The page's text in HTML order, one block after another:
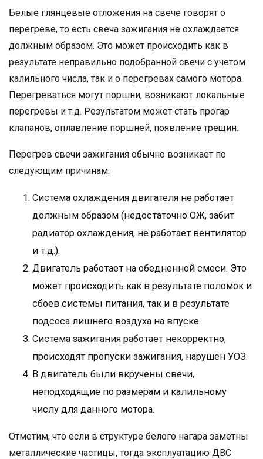
Белые глянцевые отложения на свече говорят о
перегреве, то есть свеча зажигания не охлаждается
должным образом. Это может происходить как в
результате неправильно подобранной свечи с учетом
калильного числа, так и о перегревах самого мотора.
Перегреваться могут поршни, возникают локальные
перегревы и т.д. Результатом может стать прогар
клапанов, оплавление поршней, появление трещин.
Перегрев свечи зажигания обычно возникает по
следующим причинам:
Система охлаждения двигателя не работает
должным образом (недостаточно ОЖ, забит
радиатор охлаждения, не работает вентилятор
и т.д.).
Двигатель работает на обедненной смеси. Это
может происходить как в результате поломок и
сбоев системы питания, так и в результате
подсоса лишнего воздуха на впуске.
Система зажигания работает некорректно,
происходят пропуски зажигания, нарушен УОЗ.
В двигатель были вкручены свечи,
неподходящие по размерам и калильному
числу для данного мотора.
Отметим, что если в структуре белого нагара заметны
металлические частицы, тогда эксплуатацию ДВС